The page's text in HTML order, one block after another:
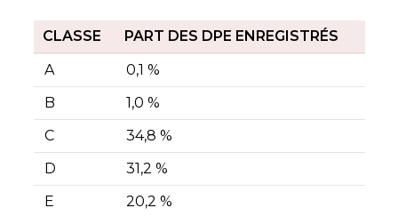
CLASSE
PART DES DPE ENREGISTRÉS
A
0,1 %
B
1,0 %
C
34,8 %
D
31,2 %
E
20,2 %